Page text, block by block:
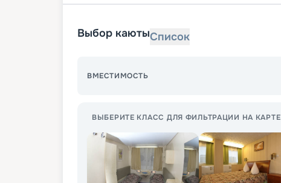
Выбор каютыСписок
ВМЕСТИМОСТЬ
ВЫБЕРИТЕ КЛАСС ДЛЯ ФИЛЬТРАЦИИ НА КАРТЕ